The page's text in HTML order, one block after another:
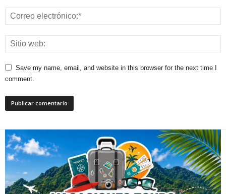
Save my name, email, and website in this browser for the next time I
comment.